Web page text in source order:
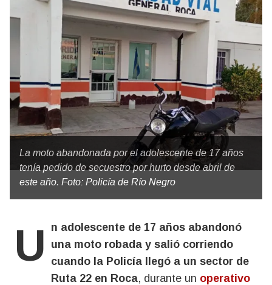
La moto abandonada por el adolescente de 17 años
tenía pedido de secuestro por hurto desde abril de
este año. Foto: Policía de Río Negro
Un adolescente de 17 años abandonó
una moto robada y salió corriendo
cuando la Policía llegó a un sector de
Ruta 22 en Roca, durante un operativo